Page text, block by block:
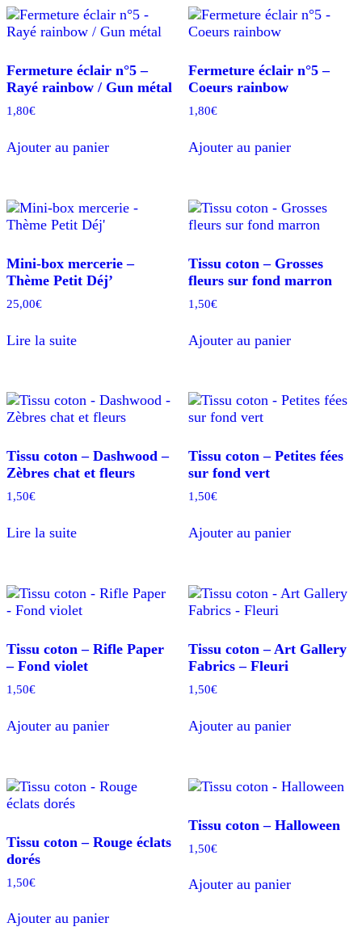
Fermeture éclair n°5 –
Rayé rainbow / Gun métal
1,80€
Ajouter au panier
Fermeture éclair n°5 –
Coeurs rainbow
1,80€
Ajouter au panier
Mini-box mercerie –
Thème Petit Déj’
25,00€
Lire la suite
Tissu coton – Grosses
fleurs sur fond marron
1,50€
Ajouter au panier
Tissu coton – Dashwood –
Zèbres chat et fleurs
1,50€
Lire la suite
Tissu coton – Petites fées
sur fond vert
1,50€
Ajouter au panier
Tissu coton – Rifle Paper
– Fond violet
1,50€
Ajouter au panier
Tissu coton – Art Gallery
Fabrics – Fleuri
1,50€
Ajouter au panier
Tissu coton – Rouge éclats
dorés
1,50€
Ajouter au panier
Tissu coton – Halloween
1,50€
Ajouter au panier